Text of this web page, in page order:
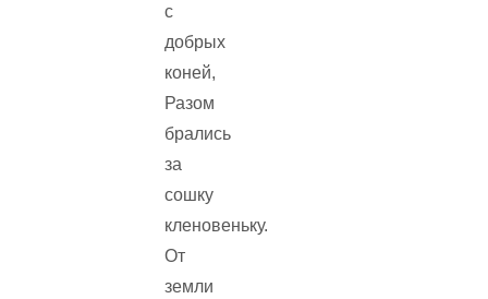
с
добрых
коней,
Разом
брались
за
сошку
кленовеньку.
От
земли